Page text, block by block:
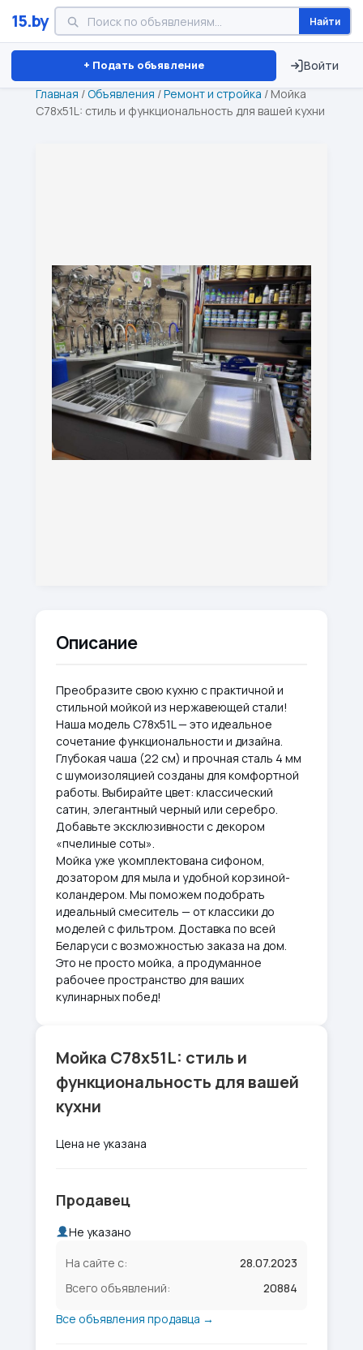
15.by Найти
+ Подать объявление Войти
Минск Витебск Брест ⏱ ТОЛЬКО 15 ДНЕЙ
Главная /Объявления /Ремонт и стройка / Мойка
С78х51L: стиль и функциональность для вашей кухни
Описание
Преобразите свою кухню с практичной и
стильной мойкой из нержавеющей стали!
Наша модель С78х51L — это идеальное
сочетание функциональности и дизайна.
Глубокая чаша (22 см) и прочная сталь 4 мм
с шумоизоляцией созданы для комфортной
работы. Выбирайте цвет: классический
сатин, элегантный черный или серебро.
Добавьте эксклюзивности с декором
«пчелиные соты».
Мойка уже укомплектована сифоном,
дозатором для мыла и удобной корзиной-
коландером. Мы поможем подобрать
идеальный смеситель — от классики до
моделей с фильтром. Доставка по всей
Беларуси с возможностью заказа на дом.
Это не просто мойка, а продуманное
рабочее пространство для ваших
кулинарных побед!
Мойка С78х51L: стиль и
функциональность для вашей
кухни
Цена не указана
Продавец
Не указано
На сайте с:
28.07.2023
Всего объявлений:
20884
Все объявления продавца →